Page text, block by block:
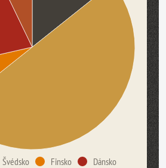
Švédsko Finsko
Dánsko